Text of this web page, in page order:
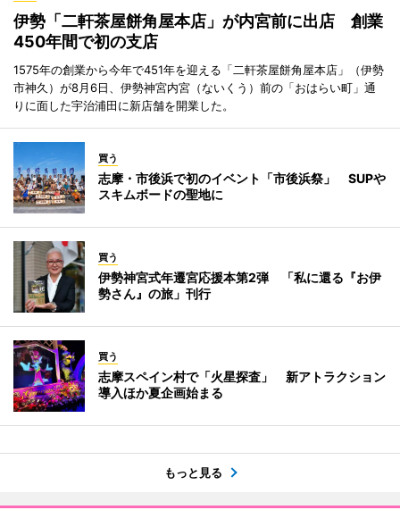
伊勢「二軒茶屋餅角屋本店」が内宮前に出店 創業
450年間で初の支店
1575年の創業から今年で451年を迎える「二軒茶屋餅角屋本店」（伊勢
市神久）が8月6日、伊勢神宮内宮（ないくう）前の「おはらい町」通
りに面した宇治浦田に新店舗を開業した。
買う
志摩・市後浜で初のイベント「市後浜祭」 SUPや
スキムボードの聖地に
買う
伊勢神宮式年遷宮応援本第2弾 「私に還る『お伊
勢さん』の旅」刊行
買う
志摩スペイン村で「火星探査」 新アトラクション
導入ほか夏企画始まる
もっと見る